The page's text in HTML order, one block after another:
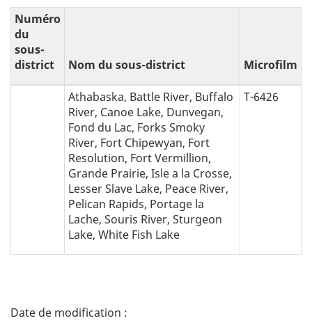
Numéro
du
sous-
district
Nom du sous-district Microfilm
Athabaska, Battle River, Buffalo
River, Canoe Lake, Dunvegan,
Fond du Lac, Forks Smoky
River, Fort Chipewyan, Fort
Resolution, Fort Vermillion,
Grande Prairie, Isle a la Crosse,
Lesser Slave Lake, Peace River,
Pelican Rapids, Portage la
Lache, Souris River, Sturgeon
Lake, White Fish Lake
T-6426
D